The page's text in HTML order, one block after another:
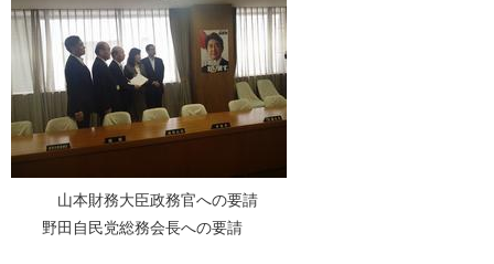
山本財務大臣政務官への要請
野田自民党総務会長への要請